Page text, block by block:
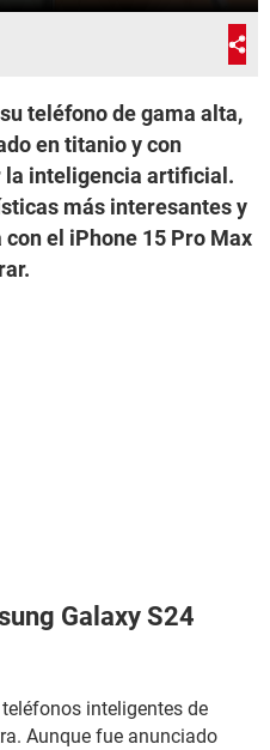
teléfono de gama alta,
en titanio y con
la inteligencia artificial.
más interesantes y
el iPhone 15 Pro Max
Galaxy S24
inteligentes de
Aunque fue anunciado